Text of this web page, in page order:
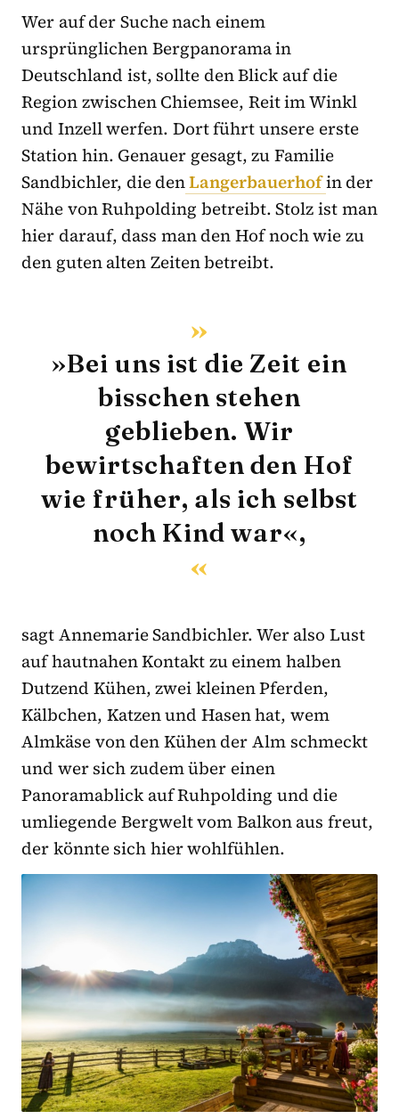
Wer auf der Suche nach einem
ursprünglichen Bergpanorama in
Deutschland ist, sollte den Blick auf die
Region zwischen Chiemsee, Reit im Winkl
und Inzell werfen. Dort führt unsere erste
Station hin. Genauer gesagt, zu Familie
Sandbichler, die denLangerbauerhofin der
Nähe von Ruhpolding betreibt. Stolz ist man
hier darauf, dass man den Hof noch wie zu
den guten alten Zeiten betreibt.
»Bei uns ist die Zeit ein
bisschen stehen
geblieben. Wir
bewirtschaften den Hof
wie früher, als ich selbst
noch Kind war«,
sagt Annemarie Sandbichler. Wer also Lust
auf hautnahen Kontakt zu einem halben
Dutzend Kühen, zwei kleinen Pferden,
Kälbchen, Katzen und Hasen hat, wem
Almkäse von den Kühen der Alm schmeckt
und wer sich zudem über einen
Panoramablick auf Ruhpolding und die
umliegende Bergwelt vom Balkon aus freut,
der könnte sich hier wohlfühlen.